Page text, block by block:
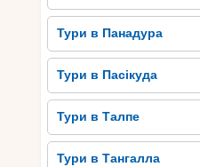
Тури в Панадура
Тури в Пасікуда
Тури в Талпе
Тури в Тангалла